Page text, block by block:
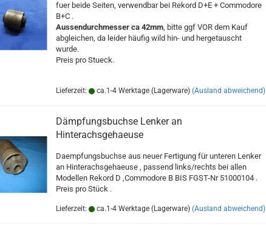
fuer beide Seiten, verwendbar bei Rekord D+E + Commodore
B+C .
Aussendurchmesser ca 42mm, bitte ggf VOR dem Kauf
abgleichen, da leider häufig wild hin- und hergetauscht
wurde.
Preis pro Stueck.
Lieferzeit: ca.1-4 Werktage (Lagerware) (Ausland abweichend)
Dämpfungsbuchse Lenker an
Hinterachsgehaeuse
Daempfungsbuchse aus neuer Fertigung für unteren Lenker
an Hinterachsgehaeuse , passend links/rechts bei allen
Modellen Rekord D ,Commodore B BIS FGST-Nr 51000104 .
Preis pro Stück .
Lieferzeit: ca.1-4 Werktage (Lagerware) (Ausland abweichend)